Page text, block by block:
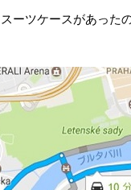
ーツケースがあった